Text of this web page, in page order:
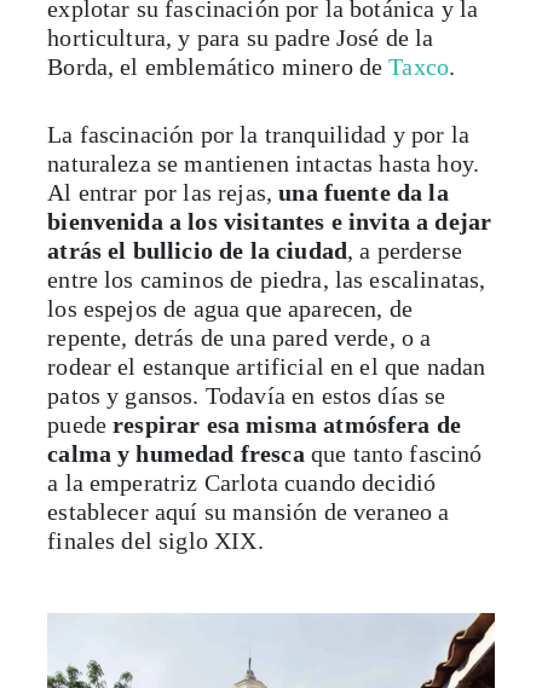
explotar su fascinación por la botánica y la
horticultura, y para su padre José de la
Borda, el emblemático minero deTaxco.
La fascinación por la tranquilidad y por la
naturaleza se mantienen intactas hasta hoy.
Al entrar por las rejas,una fuente da la
bienvenida a los visitantes e invita a dejar
atrás el bullicio de la ciudad, a perderse
entre los caminos de piedra, las escalinatas,
los espejos de agua que aparecen, de
repente, detrás de una pared verde, o a
rodear el estanque artificial en el que nadan
patos y gansos. Todavía en estos días se
puede respirar esa misma atmósfera de
calma y humedad fresca que tanto fascinó
a la emperatriz Carlota cuando decidió
establecer aquí su mansión de veraneo a
finales del siglo XIX.